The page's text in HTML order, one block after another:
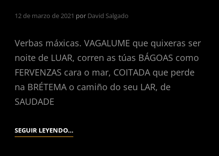
12 de marzo de 2021 por David Salgado
Verbas máxicas. VAGALUME que quixeras ser
noite de LUAR, corren as túas BÁGOAS como
FERVENZAS cara o mar, COITADA que perde
na BRÉTEMA o camiño do seu LAR, de
SAUDADE
SEGUIR LEYENDO…CUESTIÓN